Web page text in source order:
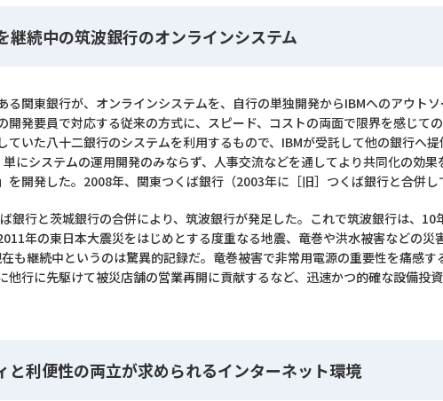
継続中の筑波銀行のオンラインシステム
る関東銀行が、オンラインシステムを、自行の単独開発からIBMへのアウト
開発要員で対応する従来の方式に、スピード、コストの両面で限界を感じ
ていた八十二銀行のシステムを利用するもので、IBMが受託して他の銀行へ
にシステムの運用開発のみならず、人事交流などを通してより共同化の効
を開発した。2008年、関東つくば銀行（2003年に［旧］つくば銀行と合併
銀行と茨城銀行の合併により、筑波銀行が発足した。これで筑波銀行は、
年の東日本大震災をはじめとする度重なる地震、竜巻や洪水被害などの
も継続中というのは驚異的記録だ。竜巻被害で非常用電源の重要性を痛感
他行に先駆けて被災店舗の営業再開に貢献するなど、迅速かつ的確な設備投
と利便性の両立が求められるインターネット環境